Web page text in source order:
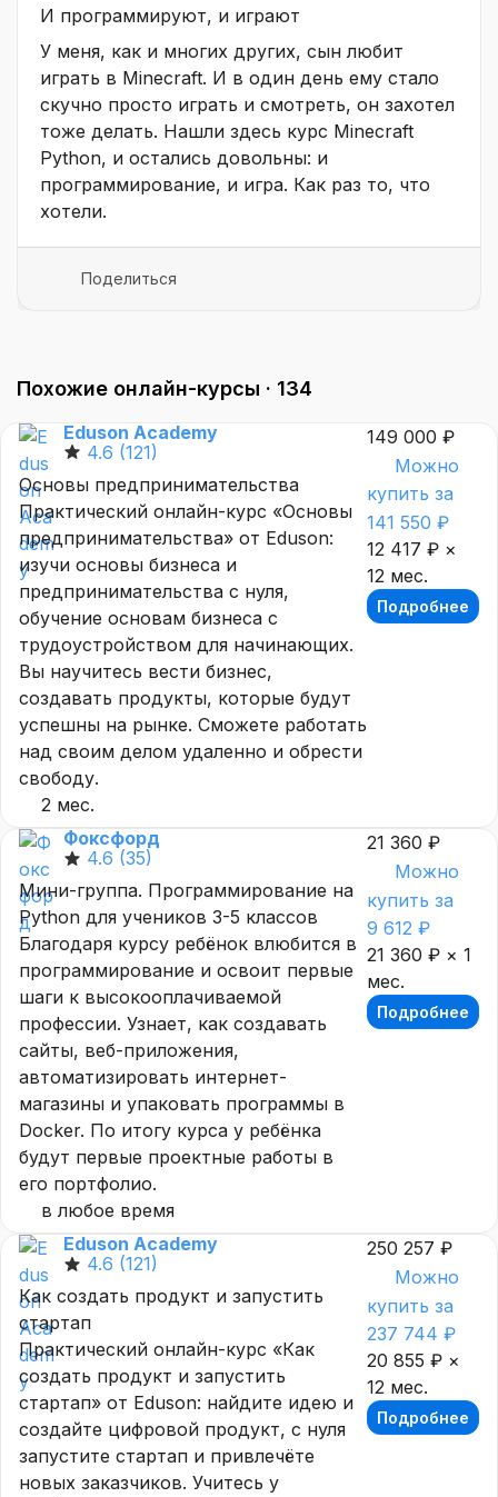
И программируют, и играют
У меня, как и многих других, сын любит
играть в Minecraft. И в один день ему стало
скучно просто играть и смотреть, он захотел
тоже делать. Нашли здесь курс Minecraft
Python, и остались довольны: и
программирование, и игра. Как раз то, что
хотели.
Поделиться
Похожие онлайн-курсы · 134
Eduson Academy
4.6 (121)
Основы предпринимательства
Практический онлайн-курс «Основы
предпринимательства» от Eduson:
изучи основы бизнеса и
предпринимательства с нуля,
обучение основам бизнеса с
трудоустройством для начинающих.
Вы научитесь вести бизнес,
создавать продукты, которые будут
успешны на рынке. Сможете работать
над своим делом удаленно и обрести
свободу.
2 мес.
149 000 ₽
Можно
купить за
141 550 ₽
12 417 ₽ ×
12 мес.
Подробнее
Фоксфорд
4.6 (35)
Мини-группа. Программирование на
Python для учеников 3-5 классов
Благодаря курсу ребёнок влюбится в
программирование и освоит первые
шаги к высокооплачиваемой
профессии. Узнает, как создавать
сайты, веб-приложения,
автоматизировать интернет-
магазины и упаковать программы в
Docker. По итогу курса у ребёнка
будут первые проектные работы в
его портфолио.
в любое время
21 360 ₽
Можно
купить за
9 612 ₽
21 360 ₽ × 1
мес.
Подробнее
Eduson Academy
4.6 (121)
Как создать продукт и запустить
стартап
Практический онлайн-курс «Как
создать продукт и запустить
стартап» от Eduson: найдите идею и
создайте цифровой продукт, с нуля
запустите стартап и привлечёте
новых заказчиков. Учитесь у
250 257 ₽
Можно
купить за
237 744 ₽
20 855 ₽ ×
12 мес.
Подробнее